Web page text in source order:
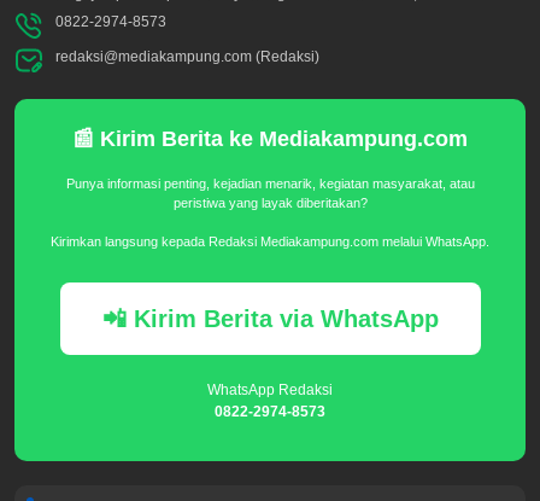
0822-2974-8573
redaksi@mediakampung.com (Redaksi)
📰 Kirim Berita ke Mediakampung.com
Punya informasi penting, kejadian menarik, kegiatan masyarakat, atau
peristiwa yang layak diberitakan?
Kirimkan langsung kepada Redaksi Mediakampung.com melalui WhatsApp.
📲 Kirim Berita via WhatsApp
WhatsApp Redaksi
0822-2974-8573